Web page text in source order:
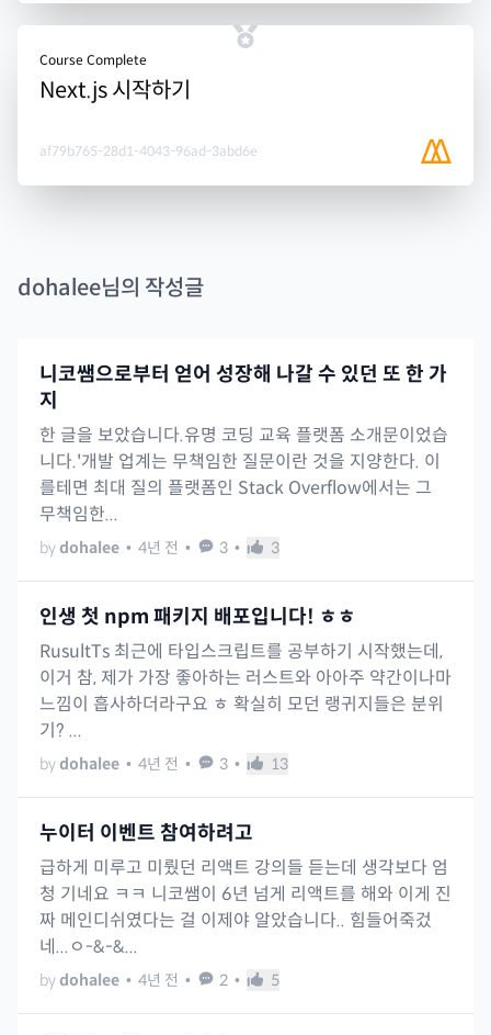
Course Complete
Next.js 시작하기
af79b765-28d1-4043-96ad-3abd6e
dohalee님의 작성글
니코쌤으로부터 얻어 성장해 나갈 수 있던 또 한 가
지
한 글을 보았습니다.유명 코딩 교육 플랫폼 소개문이었습
니다.'개발 업계는 무책임한 질문이란 것을 지양한다. 이
를테면 최대 질의 플랫폼인 Stack Overflow에서는 그
무책임한...
bydohalee • 4년 전 • 3 • 3
인생 첫 npm 패키지 배포입니다! ㅎㅎ
RusultTs 최근에 타입스크립트를 공부하기 시작했는데,
이거 참, 제가 가장 좋아하는 러스트와 아아주 약간이나마
느낌이 흡사하더라구요 ㅎ 확실히 모던 랭귀지들은 분위
기? ...
bydohalee • 4년 전 • 3 • 13
누이터 이벤트 참여하려고
급하게 미루고 미뤘던 리액트 강의들 듣는데 생각보다 엄
청 기네요 ㅋㅋ 니코쌤이 6년 넘게 리액트를 해와 이게 진
짜 메인디쉬였다는 걸 이제야 알았습니다.. 힘들어죽겄
네...ㅇ-&-&...
bydohalee • 4년 전 • 2 • 5